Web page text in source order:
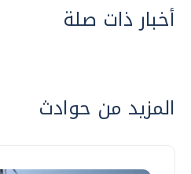
أخبار ذات صلة
المزيد من حوادث